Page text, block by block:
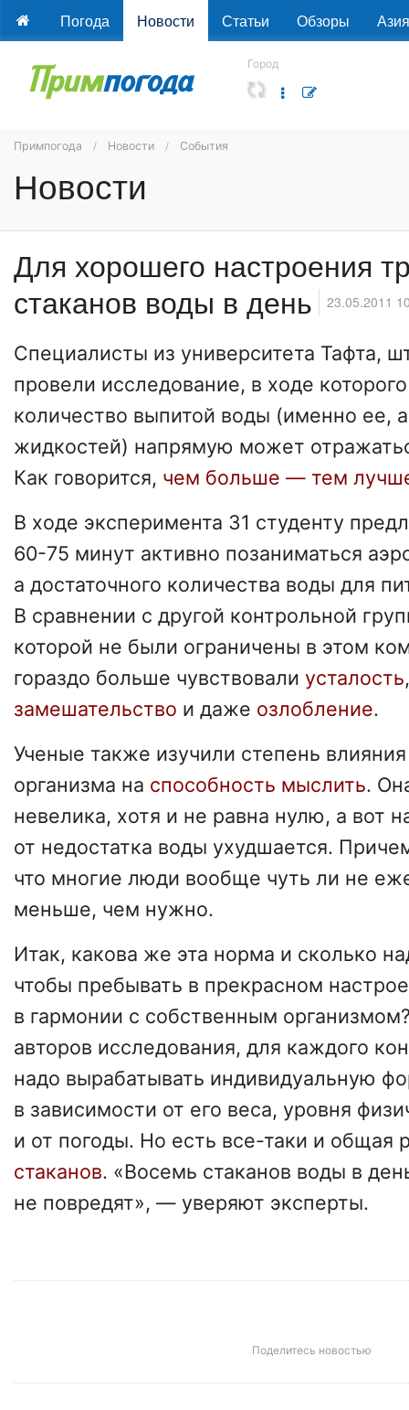
Погода Новости Статьи Обзоры Азия
Город
Примпогода Новости События
Новости
Для хорошего настроения
стаканов воды в день
23.05.2011
Специалисты из университета Тафта,
провели исследование, в ходе
количество выпитой воды (именно ее,
жидкостей) напрямую может
Как говорится, чем больше — тем
В ходе эксперимента 31 студенту
60-75 минут активно позаниматься
а достаточного количества воды для
В сравнении с другой контрольной
которой не были ограничены в этом
гораздо больше чувствовали усталость
замешательство и даже озлобление.
Ученые также изучили степень
организма на способность мыслить.
невелика, хотя и не равна нулю, а вот
от недостатка воды ухудшается.
что многие люди вообще чуть ли не
меньше, чем нужно.
Итак, какова же эта норма и сколько
чтобы пребывать в прекрасном
в гармонии с собственным
авторов исследования, для каждого
надо вырабатывать индивидуальную
в зависимости от его веса, уровня
и от погоды. Но есть все-таки и
стаканов. «Восемь стаканов воды в
не повредят», — уверяют эксперты.
Поделитесь новостью